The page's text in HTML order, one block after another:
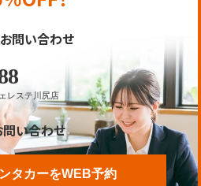
問い合わせ
ステ川尻店
問い合わせ
タカーをWEB予約